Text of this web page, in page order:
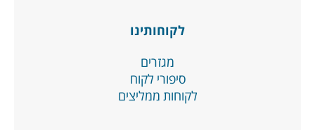
לקוחותינו
מגזרים
סיפורי לקוח
לקוחות ממליצים